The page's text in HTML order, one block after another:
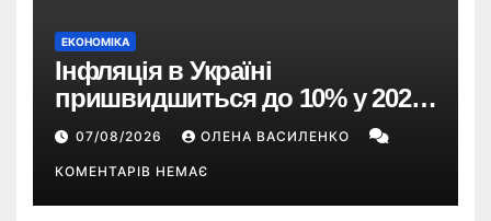
ЕКОНОМІКА
Інфляція в Україні
пришвидшиться до 10% у 2026
році — прогноз НБУ
07/08/2026 ОЛЕНА ВАСИЛЕНКО
КОМЕНТАРІВ НЕМАЄ